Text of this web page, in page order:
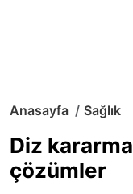
Anasayfa Sağlık
Diz
çözümler